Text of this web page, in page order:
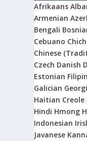
Afrikaans
Armenian
Bengali
Cebuano
Chinese
Czech Danish
Estonian
Galician
Haitian Creole
Hindi Hmong
Indonesian
Javanese